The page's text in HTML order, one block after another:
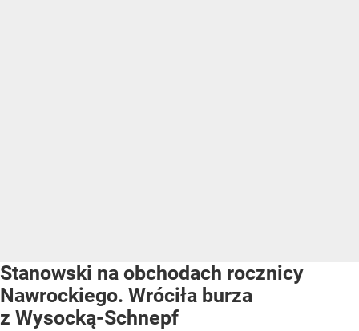
Stanowski na obchodach rocznicy
Nawrockiego. Wróciła burza
z Wysocką-Schnepf